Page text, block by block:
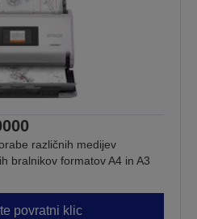
različnih medijev
bralnikov formatov A4 in A3
povratni klic